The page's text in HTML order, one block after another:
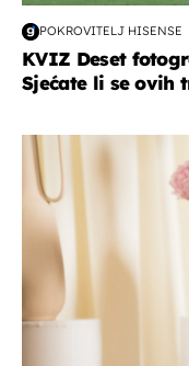
POKROVITELJ HISENSE
KVIZ Deset
Sjećate li se ovih
moda & ljepota